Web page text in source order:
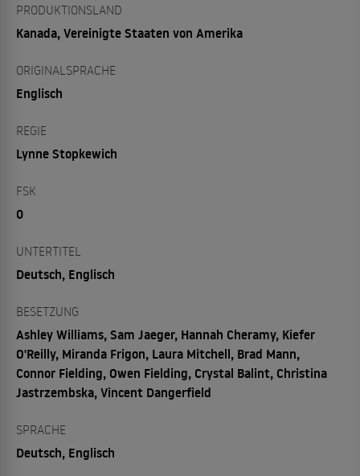
PRODUKTIONSLAND
Kanada, Vereinigte Staaten von Amerika
ORIGINALSPRACHE
Englisch
REGIE
Lynne Stopkewich
FSK
0
UNTERTITEL
Deutsch, Englisch
BESETZUNG
Ashley Williams, Sam Jaeger, Hannah Cheramy, Kiefer
O'Reilly, Miranda Frigon, Laura Mitchell, Brad Mann,
Connor Fielding, Owen Fielding, Crystal Balint, Christina
Jastrzembska, Vincent Dangerfield
SPRACHE
Deutsch, Englisch